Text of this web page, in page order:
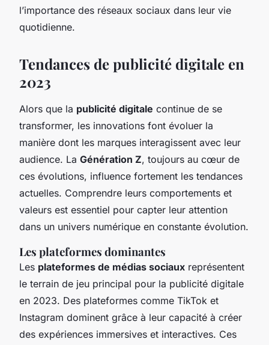
l’importance des réseaux sociaux dans leur vie
quotidienne.
Tendances de publicité digitale en
2023
Alors que la publicité digitale continue de se
transformer, les innovations font évoluer la
manière dont les marques interagissent avec leur
audience. La Génération Z, toujours au cœur de
ces évolutions, influence fortement les tendances
actuelles. Comprendre leurs comportements et
valeurs est essentiel pour capter leur attention
dans un univers numérique en constante évolution.
Les plateformes dominantes
Les plateformes de médias sociaux représentent
le terrain de jeu principal pour la publicité digitale
en 2023. Des plateformes comme TikTok et
Instagram dominent grâce à leur capacité à créer
des expériences immersives et interactives. Ces